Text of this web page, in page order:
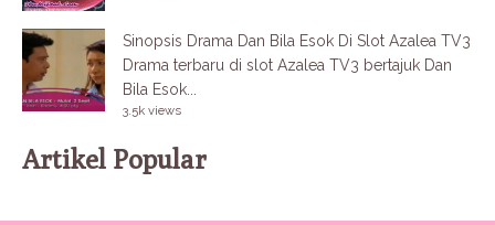
Sinopsis Drama Dan Bila Esok Di Slot Azalea TV3
Drama terbaru di slot Azalea TV3 bertajuk Dan
Bila Esok...
3.5k views
Artikel Popular